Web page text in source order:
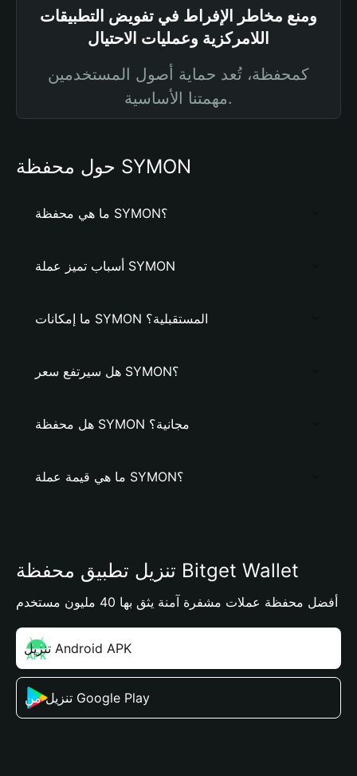
ومنع مخاطر الإفراط في تفويض التطبيقات
اللامركزية وعمليات الاحتيال
كمحفظة، تُعد حماية أصول المستخدمين
مهمتنا الأساسية.
حول محفظة SYMON
ما هي محفظة SYMON؟
أسباب تميز عملة SYMON
ما إمكانات SYMON المستقبلية؟
هل سيرتفع سعر SYMON؟
هل محفظة SYMON مجانية؟
ما هي قيمة عملة SYMON؟
تنزيل تطبيق محفظة Bitget Wallet
أفضل محفظة عملات مشفرة آمنة يثق بها 40 مليون مستخدم
تنزيل Android APK
تنزيل من Google Play